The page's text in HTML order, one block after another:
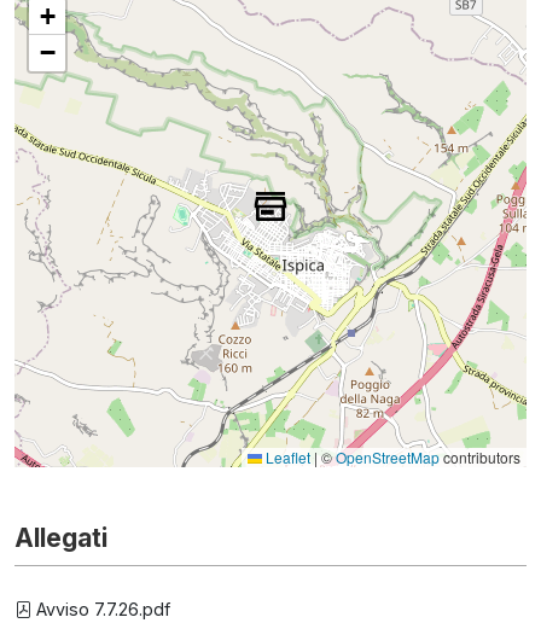
+
−
Leaflet | ©OpenStreetMapcontributors
Allegati
Avviso 7.7.26.pdf